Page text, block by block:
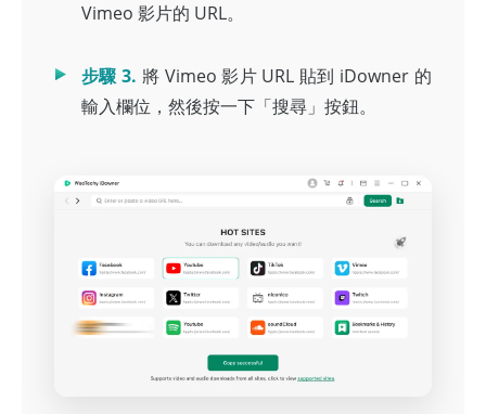
Vimeo 影片的 URL。
步驟 3. 將 Vimeo 影片 URL 貼到 iDowner 的
輸入欄位，然後按一下「搜尋」按鈕。